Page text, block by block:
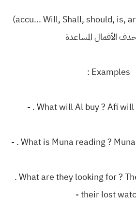
‎(accu... Will, Shall, should, is,
‎: Examples
‎. What will Al buy ? Afi will
‎. What is Muna reading ?
‎. What are they looking for ?
their lost